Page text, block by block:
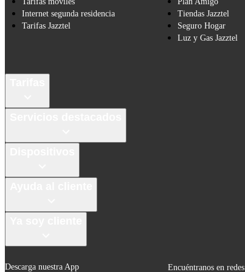
Internet segunda residencia
Tarifas Jazztel
Tiendas Jazztel
Seguro Hogar
Luz y Gas Jazztel
Descarga nuestra App Encuéntranos en redes